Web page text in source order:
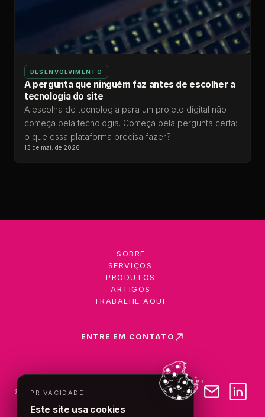
DESENVOLVIMENTO
A pergunta que ninguém faz antes de escolher a
tecnologia do site
A escolha de tecnologia para um projeto digital não
começa pela tecnologia. Começa pela pergunta certa:
o que essa plataforma precisa fazer?
13 de mai. de 2026
SOBRE
SERVIÇOS
PRODUTOS
ARTIGOS
TRABALHE AQUI
ENTRE EM CONTATO
© 2026VM2Política de Privacidade
PRIVACIDADE
Este site usa cookies